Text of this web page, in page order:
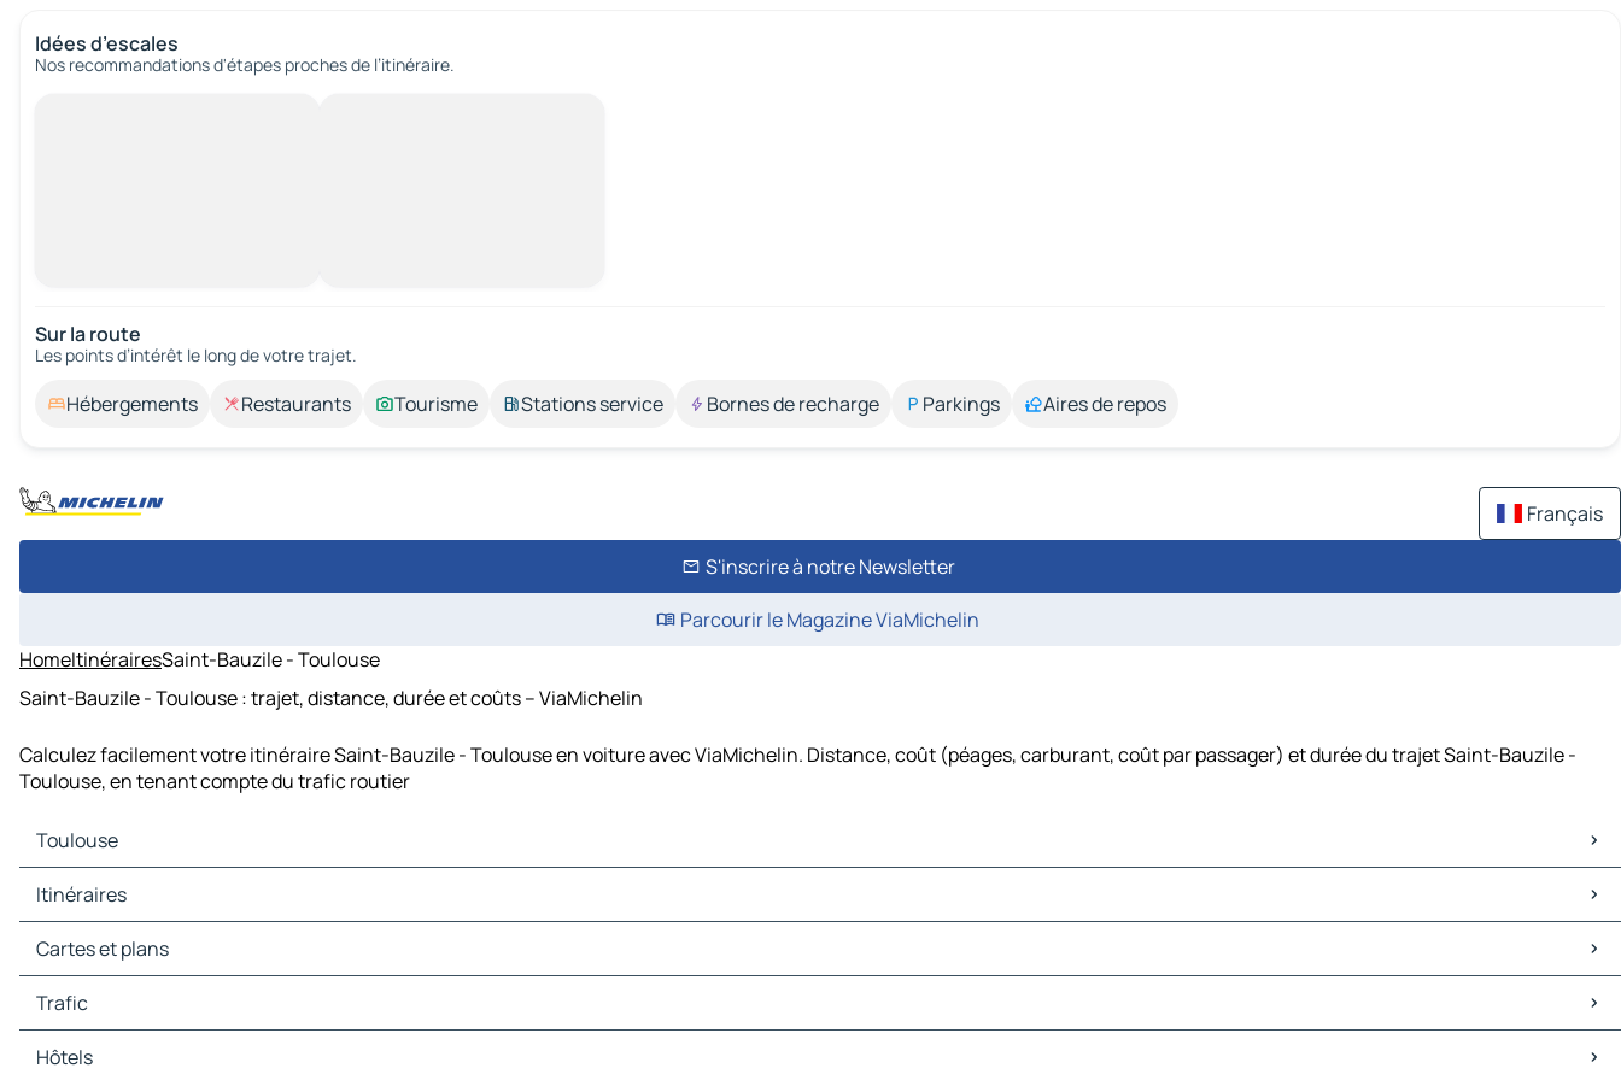
Idées d’escales
Nos recommandations d'étapes proches de l’itinéraire.
Sur la route
Les points d’intérêt le long de votre trajet.
Hébergements Restaurants Tourisme Stations service Bornes de recharge Parkings Aires de repos
Français
S'inscrire à notre Newsletter
Parcourir le Magazine ViaMichelin
HomeItinérairesSaint-Bauzile - Toulouse
Saint-Bauzile - Toulouse : trajet, distance, durée et coûts – ViaMichelin
Calculez facilement votre itinéraire Saint-Bauzile - Toulouse en voiture avec ViaMichelin. Distance, coût (péages, carburant, coût par passager) et durée du trajet Saint-Bauzile -
Toulouse, en tenant compte du trafic routier
Toulouse
Toulouse Cartes et plans
Toulouse Trafic
Toulouse Hôtels
Toulouse Restaurants
Toulouse Stations-service
Itinéraires
Itinéraires Toulouse - Montpellier
Itinéraires Toulouse - Montauban
Itinéraires Toulouse - Albi
Itinéraires Toulouse - Auch
Itinéraires Toulouse - Foix
Itinéraires Toulouse - Carcassonne
Cartes et plans
Cartes et plans Montpellier
Cartes et plans Montauban
Cartes et plans Albi
Cartes et plans Auch
Trafic
Trafic Montpellier
Trafic Montauban
Hôtels